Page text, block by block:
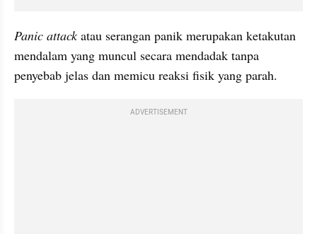
Panic attack atau serangan panik merupakan ketakutan
mendalam yang muncul secara mendadak tanpa
penyebab jelas dan memicu reaksi fisik yang parah.
ADVERTISEMENT